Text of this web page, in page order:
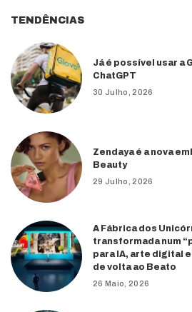
TENDÊNCIAS
Já é possível usar a
ChatGPT
30 Julho, 2026
Zendaya é a nova
Beauty
29 Julho, 2026
A Fábrica dos
transformada num
para IA, arte digital e
de volta ao Beato
26 Maio, 2026